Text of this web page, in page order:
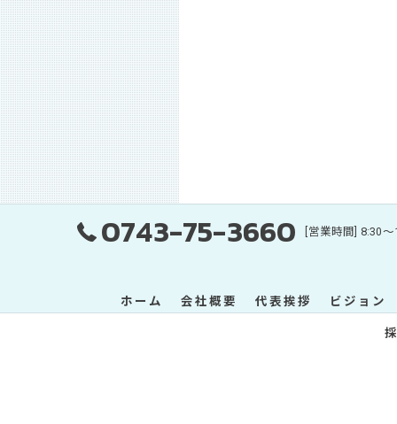
0743-75-3660 [営業時間] 8:30
ホーム 会社概要 代表挨拶 ビジョン